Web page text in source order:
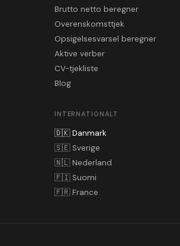
Brutto netto beregner
Overenskomsttjek
Opsigelsesvarsel beregner
Aktive verber
CV-tjekliste
Blog
INTERNATIONALT
🇩🇰 Danmark
🇸🇪 Sverige
🇳🇱 Nederland
🇫🇮 Suomi
🇫🇷 France